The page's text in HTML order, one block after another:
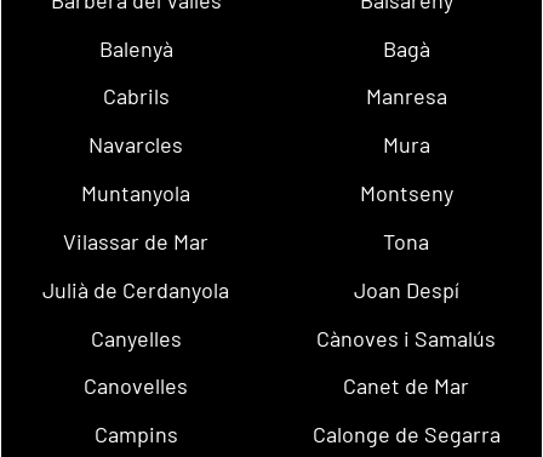
Balenyà
Bagà
Cabrils
Manresa
Navarcles
Mura
Muntanyola
Montseny
Vilassar de Mar
Tona
Julià de Cerdanyola
Joan Despí
Canyelles
Cànoves i Samalús
Canovelles
Canet de Mar
Campins
Calonge de Segarra